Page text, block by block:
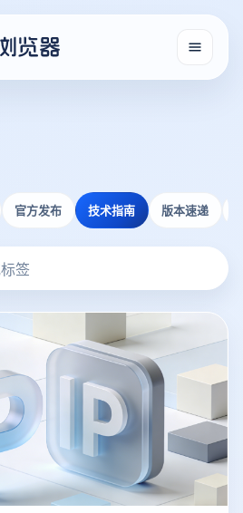
官方发布 技术指南 版本速递